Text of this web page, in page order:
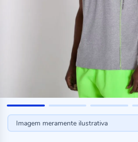
Imagem meramente ilustrativa